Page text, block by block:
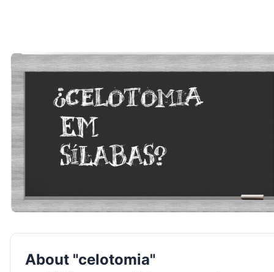
About "celotomia"